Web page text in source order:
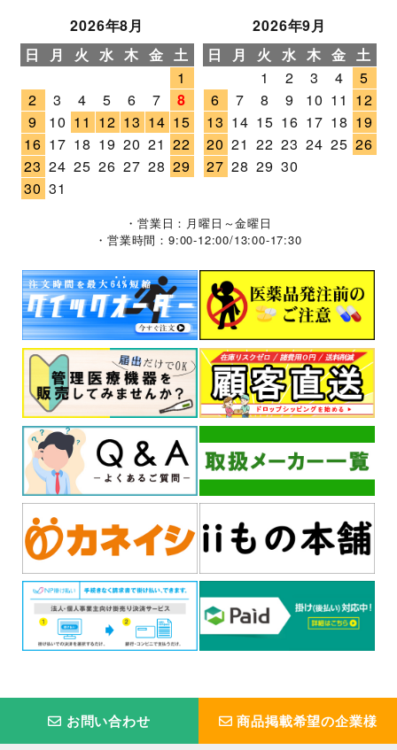
2026年8月
日
月 火 水 木 金 土
1
2
3 4 5 6 7
8
9
10 11 12 13 14 15
16 17 18 19 20 21 22
23 24 25 26 27 28 29
30 31
2026年9月
日
月 火 水 木 金 土
1
2 3 4
5
6
7 8 9 10 11 12
13 14 15 16 17 18 19
20 21 22 23 24 25 26
27 28 29 30
・営業日：月曜日～金曜日
・営業時間：9:00-12:00/13:00-17:30
お問い合わせ 商品掲載希望の企業様